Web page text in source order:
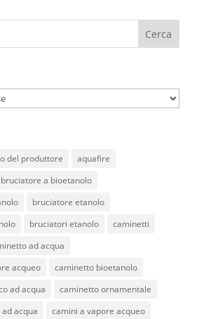
del produttore
aquafire
bruciatore a bioetanolo
bruciatore etanolo
bruciatori etanolo
caminetti
ad acqua
acqueo
caminetto bioetanolo
ad acqua
caminetto ornamentale
acqua
camini a vapore acqueo